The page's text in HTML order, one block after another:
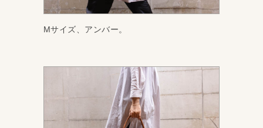
Mサイズ、アンバー。